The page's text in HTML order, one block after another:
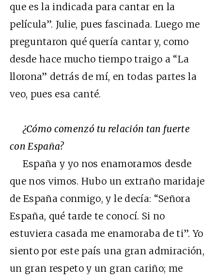
que es la indicada para cantar en la
película”. Julie, pues fascinada. Luego me
preguntaron qué quería cantar y, como
desde hace mucho tiempo traigo a “La
llorona” detrás de mí, en todas partes la
veo, pues esa canté.
¿Cómo comenzó tu relación tan fuerte
con España?
España y yo nos enamoramos desde
que nos vimos. Hubo un extraño maridaje
de España conmigo, y le decía: “Señora
España, qué tarde te conocí. Si no
estuviera casada me enamoraba de ti”. Yo
siento por este país una gran admiración,
un gran respeto y un gran cariño; me